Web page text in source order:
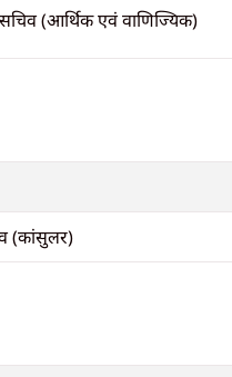
सचिव (आर्थिक एवं वाणिज्यिक)
(कांसुलर)